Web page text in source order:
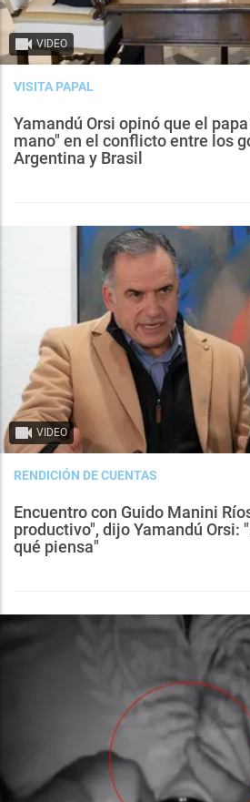
VIDEO
VISITA PAPAL
Yamandú Orsi opinó que el
mano" en el conflicto entre los
Argentina y Brasil
VIDEO
RENDICIÓN DE CUENTAS
Encuentro con Guido Manini
productivo", dijo Yamandú Orsi:
qué piensa"